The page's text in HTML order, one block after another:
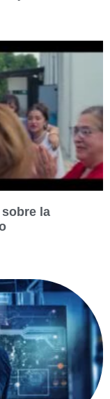
la